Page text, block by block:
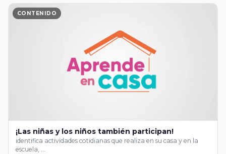
CONTENIDO
¡Las niñas y los niños también participan!
identifica actividades cotidianas que realiza en su casa y en la
escuela, …